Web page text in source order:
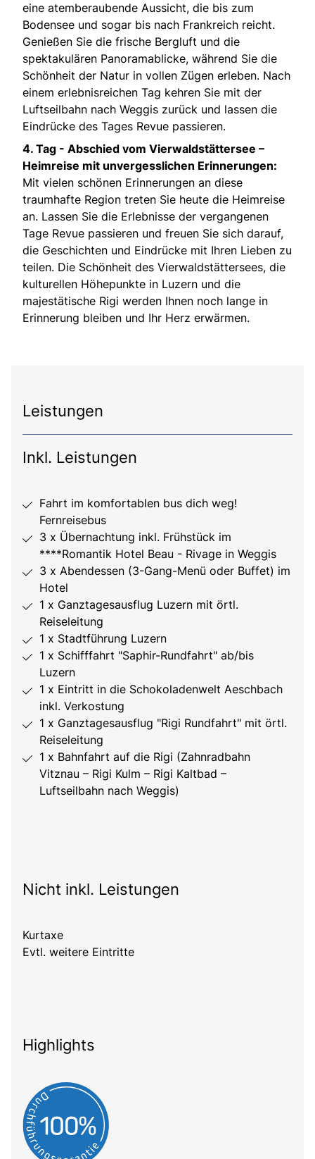
eine atemberaubende Aussicht, die bis zum
Bodensee und sogar bis nach Frankreich reicht.
Genießen Sie die frische Bergluft und die
spektakulären Panoramablicke, während Sie die
Schönheit der Natur in vollen Zügen erleben. Nach
einem erlebnisreichen Tag kehren Sie mit der
Luftseilbahn nach Weggis zurück und lassen die
Eindrücke des Tages Revue passieren.
4. Tag - Abschied vom Vierwaldstättersee –
Heimreise mit unvergesslichen Erinnerungen:
Mit vielen schönen Erinnerungen an diese
traumhafte Region treten Sie heute die Heimreise
an. Lassen Sie die Erlebnisse der vergangenen
Tage Revue passieren und freuen Sie sich darauf,
die Geschichten und Eindrücke mit Ihren Lieben zu
teilen. Die Schönheit des Vierwaldstättersees, die
kulturellen Höhepunkte in Luzern und die
majestätische Rigi werden Ihnen noch lange in
Erinnerung bleiben und Ihr Herz erwärmen.
Leistungen
Inkl. Leistungen
Fahrt im komfortablen bus dich weg!
Fernreisebus
3 x Übernachtung inkl. Frühstück im
****Romantik Hotel Beau - Rivage in Weggis
3 x Abendessen (3-Gang-Menü oder Buffet) im
Hotel
1 x Ganztagesausflug Luzern mit örtl.
Reiseleitung
1 x Stadtführung Luzern
1 x Schifffahrt "Saphir-Rundfahrt" ab/bis
Luzern
1 x Eintritt in die Schokoladenwelt Aeschbach
inkl. Verkostung
1 x Ganztagesausflug "Rigi Rundfahrt" mit örtl.
Reiseleitung
1 x Bahnfahrt auf die Rigi (Zahnradbahn
Vitznau – Rigi Kulm – Rigi Kaltbad –
Luftseilbahn nach Weggis)
Nicht inkl. Leistungen
Kurtaxe
Evtl. weitere Eintritte
Highlights